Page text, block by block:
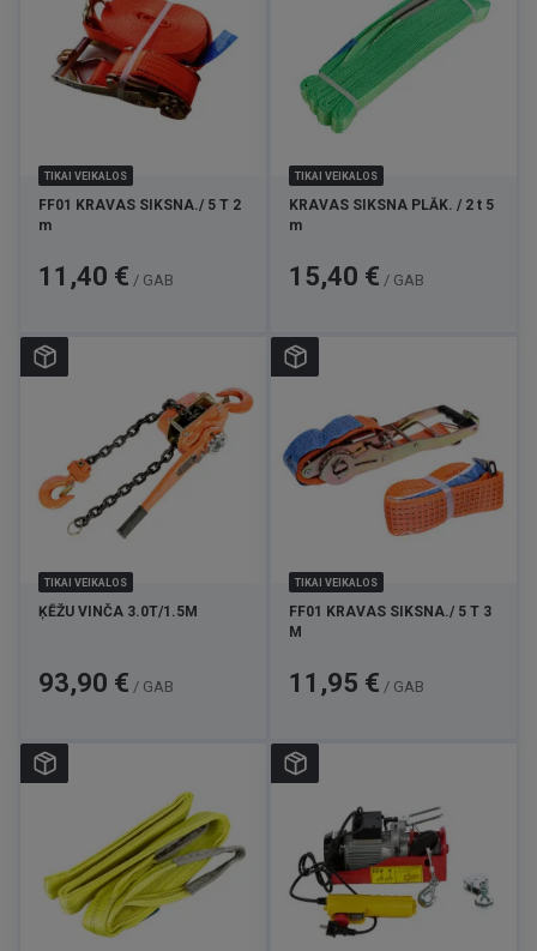
TIKAI VEIKALOS
FF01 KRAVAS SIKSNA./ 5 T 2
m
Cena
11,40 € / GAB
TIKAI VEIKALOS
KRAVAS SIKSNA PLĀK. / 2 t 5
m
Cena
15,40 € / GAB
TIKAI VEIKALOS
ĶĒŽU VINČA 3.0T/1.5M
Cena
93,90 € / GAB
TIKAI VEIKALOS
FF01 KRAVAS SIKSNA./ 5 T 3
M
Cena
11,95 € / GAB